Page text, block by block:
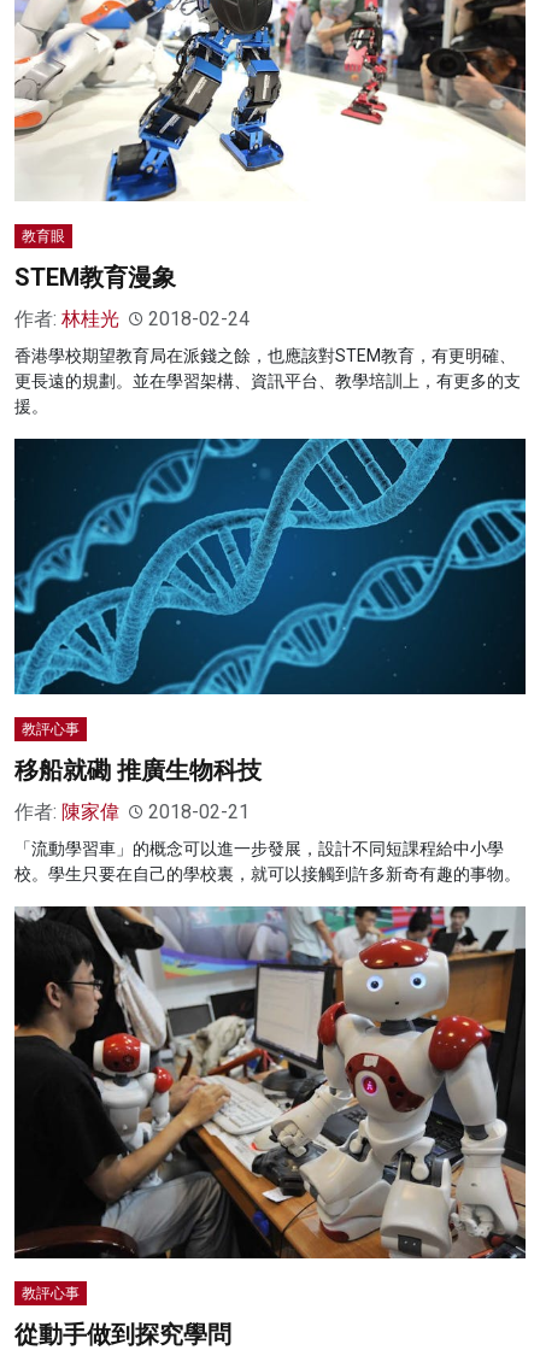
教育眼
STEM教育漫象
作者: 林桂光 2018-02-24
香港學校期望教育局在派錢之餘，也應該對STEM教育，有更明確、
更長遠的規劃。並在學習架構、資訊平台、教學培訓上，有更多的支
援。
教評心事
移船就磡 推廣生物科技
作者: 陳家偉 2018-02-21
「流動學習車」的概念可以進一步發展，設計不同短課程給中小學
校。學生只要在自己的學校裏，就可以接觸到許多新奇有趣的事物。
教評心事
從動手做到探究學問